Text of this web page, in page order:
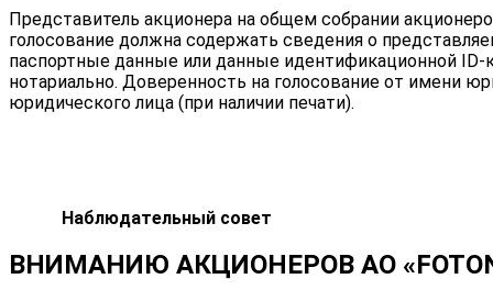
Представитель акционера на общем собрании
голосование должна содержать сведения о
паспортные данные или данные идентификационной
нотариально. Доверенность на голосование от имени
юридического лица (при наличии печати).
Наблюдательный совет
ВНИМАНИЮ АКЦИОНЕРОВ АО